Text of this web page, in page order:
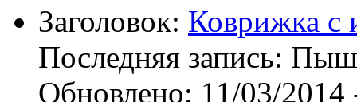
Заголовок: Коврижка с
Последняя запись:
Обновлено: 11/03/2014